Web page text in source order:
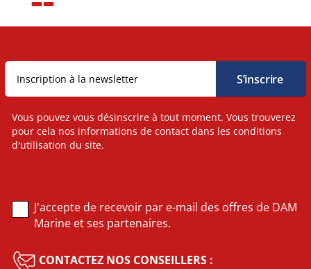
Vous pouvez vous désinscrire à tout moment. Vous trouverez
pour cela nos informations de contact dans les conditions
d'utilisation du site.
J'accepte de recevoir par e-mail des offres de DAM
Marine et ses partenaires.
CONTACTEZ NOS CONSEILLERS :